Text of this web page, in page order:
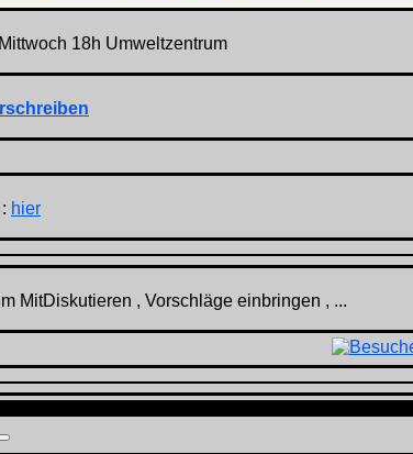
18h Umweltzentrum
hier
MitDiskutieren , Vorschläge einbringen , ...
Suchen